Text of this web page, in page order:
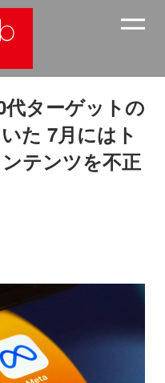
ターゲットの
た 7月にはト
テンツを不正